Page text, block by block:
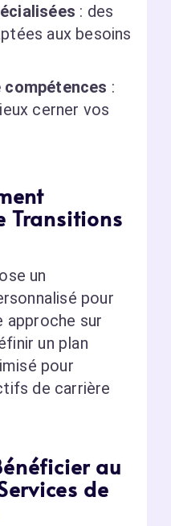
: des
aux besoins
compétences :
cerner vos
Transitions
un
pour
approche sur
un plan
pour
de carrière
au
de